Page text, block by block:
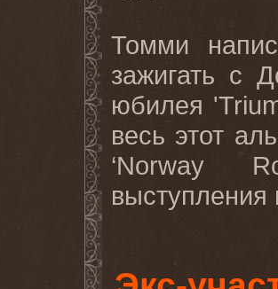
Томми
зажигать с
юбилея '
весь этот
‘Norway